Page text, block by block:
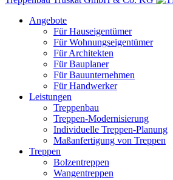
Angebote
Für Hauseigentümer
Für Wohnungseigentümer
Für Architekten
Für Bauplaner
Für Bauunternehmen
Für Handwerker
Leistungen
Treppenbau
Treppen-Modernisierung
Individuelle Treppen-Planung
Maßanfertigung von Treppen
Treppen
Bolzentreppen
Wangentreppen